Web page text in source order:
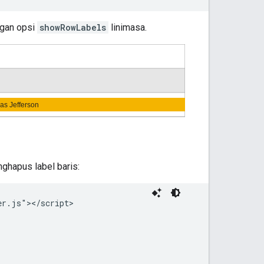
opsi showRowLabels linimasa.
label baris:
script>